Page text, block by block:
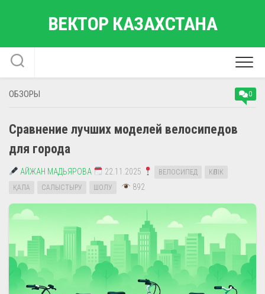
ВЕКТОР КАЗАХСТАНА
ОБЗОРЫ 0
Сравнение лучших моделей велосипедов
для города
АЙЖАН МАДЬЯРОВА 22.11.2025 ВЕЛОСИПЕД
КӨЛІК
ҚАЛА
САЛЫСТЫРУ ШОЛУ 892